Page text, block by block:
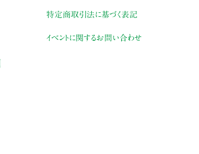
特定商取引法に基づく表記
イベントに関するお問い合わせ